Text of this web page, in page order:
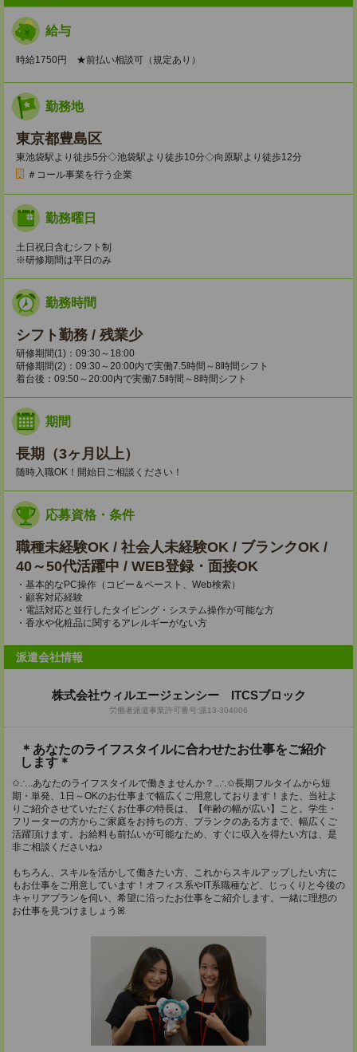
給与
時給1750円 ★前払い相談可（規定あり）
勤務地
東京都豊島区
東池袋駅より徒歩5分◇池袋駅より徒歩10分◇向原駅より徒歩12分
＃コール事業を行う企業
勤務曜日
土日祝日含むシフト制
※研修期間は平日のみ
勤務時間
シフト勤務 / 残業少
研修期間(1)：09:30～18:00
研修期間(2)：09:30～20:00内で実働7.5時間～8時間シフト
着台後：09:50～20:00内で実働7.5時間～8時間シフト
期間
長期（3ヶ月以上）
随時入職OK！開始日ご相談ください！
応募資格・条件
職種未経験OK / 社会人未経験OK / ブランクOK /
40～50代活躍中 / WEB登録・面接OK
・基本的なPC操作（コピー＆ペースト、Web検索）
・顧客対応経験
・電話対応と並行したタイピング・システム操作が可能な方
・香水や化粧品に関するアレルギーがない方
派遣会社情報
株式会社ウィルエージェンシー ITCSブロック
労働者派遣事業許可番号:派13-304006
＊あなたのライフスタイルに合わせたお仕事をご紹介
します＊
✩∴..あなたのライフスタイルで働きませんか？..∴✩長期フルタイムから短
期・単発、1日～OKのお仕事まで幅広くご用意しております！また、当社よ
りご紹介させていただくお仕事の特長は、【年齢の幅が広い】こと。学生・
フリーターの方からご家庭をお持ちの方、ブランクのある方まで、幅広くご
活躍頂けます。お給料も前払いが可能なため、すぐに収入を得たい方は、是
非ご相談くださいね♪
もちろん、スキルを活かして働きたい方、これからスキルアップしたい方に
もお仕事をご用意しています！オフィス系やIT系職種など、じっくりと今後の
キャリアプランを伺い、希望に沿ったお仕事をご紹介します。一緒に理想の
お仕事を見つけましょうꕤ